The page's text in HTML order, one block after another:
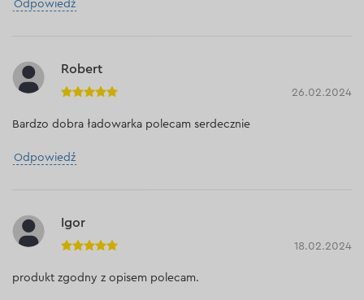
Odpowiedź
Robert
26.02.2024
Bardzo dobra ładowarka polecam serdecznie
Odpowiedź
Igor
18.02.2024
produkt zgodny z opisem polecam.